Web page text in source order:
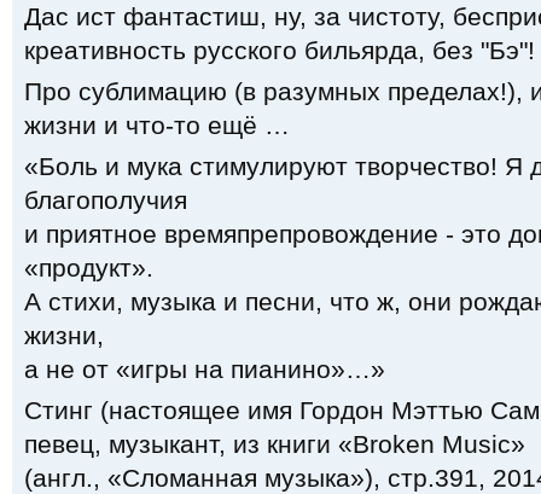
Дас ист фантастиш, ну, за чистоту,
креативность русского бильярда, без "Бэ"!
Про сублимацию (в разумных пределах!),
жизни и что-то ещё …
«Боль и мука стимулируют творчество! Я
благополучия
и приятное времяпрепровождение - это
«продукт».
А стихи, музыка и песни, что ж, они
жизни,
а не от «игры на пианино»…»
Стинг (настоящее имя Гордон Мэттью
певец, музыкант, из книги «Broken Music»
(англ., «Сломанная музыка»), стр.391,